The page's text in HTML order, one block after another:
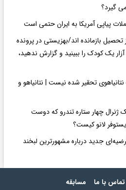
گیرد؟
پیاپی آمریکا به ایران حتمی است
تحصیل بازمانده اند/بهزیستی در پرونده
یک کودک را ببینید و گزارش ندهید،
تحقیر شده نیست | نتانیاهو و
ژنرال چهار ستاره تندرو که دوست
لانو کیست؟
فرضیه‌ای جدید درباره مشهورترین لبخند
تماس با ما مسابقه